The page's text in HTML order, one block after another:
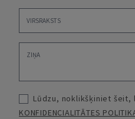
Lūdzu, noklikšķiniet šeit,
KONFIDENCIALITĀTES